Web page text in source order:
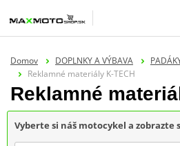
Domov DOPLNKY A VÝBAVA
Reklamné materiály K-TECH
Reklamné
Vyberte si náš motocykel a